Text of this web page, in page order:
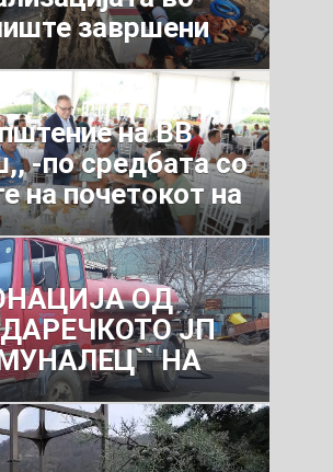
завршени
на ВВ
-по средбата со
на почетокот на
2026 г.
ОД
ЈП
НА
ЈАВНО
ЗА
УСЛУГИ